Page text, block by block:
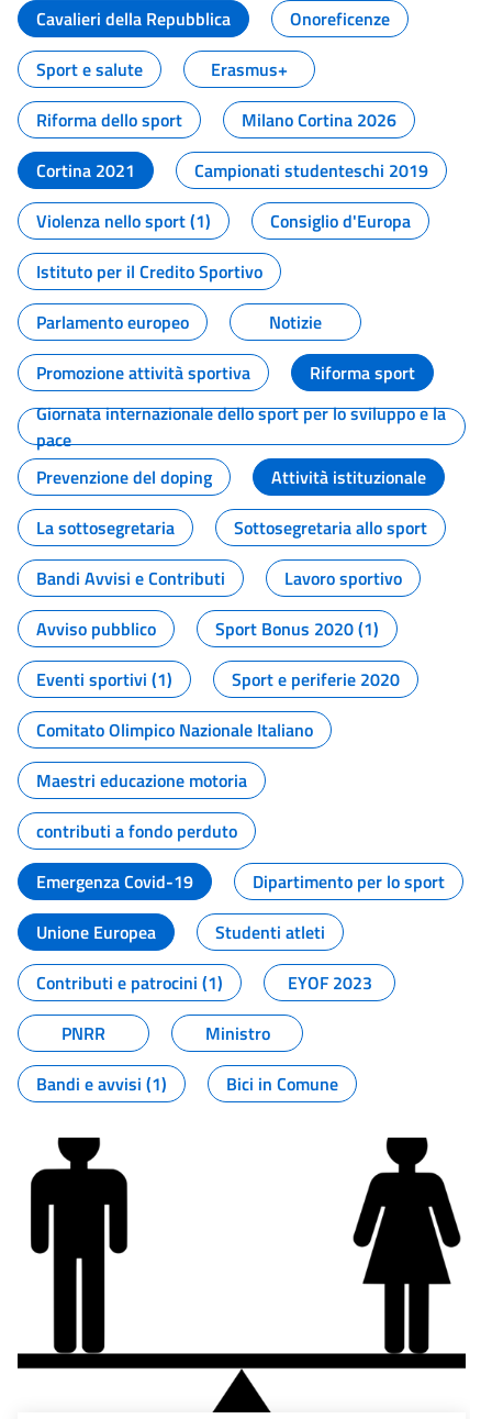
Cavalieri della Repubblica
Onoreficenze
Sport e salute
Erasmus+
Riforma dello sport
Milano Cortina 2026
Cortina 2021
Campionati studenteschi 2019
Violenza nello sport (1)
Consiglio d'Europa
Istituto per il Credito Sportivo
Parlamento europeo
Notizie
Promozione attività sportiva
Riforma sport
Giornata internazionale dello sport per lo sviluppo e la
pace
Prevenzione del doping
Attività istituzionale
La sottosegretaria
Sottosegretaria allo sport
Bandi Avvisi e Contributi
Lavoro sportivo
Avviso pubblico
Sport Bonus 2020 (1)
Eventi sportivi (1)
Sport e periferie 2020
Comitato Olimpico Nazionale Italiano
Maestri educazione motoria
contributi a fondo perduto
Emergenza Covid-19
Dipartimento per lo sport
Unione Europea
Studenti atleti
Contributi e patrocini (1)
EYOF 2023
PNRR
Ministro
Bandi e avvisi (1)
Bici in Comune